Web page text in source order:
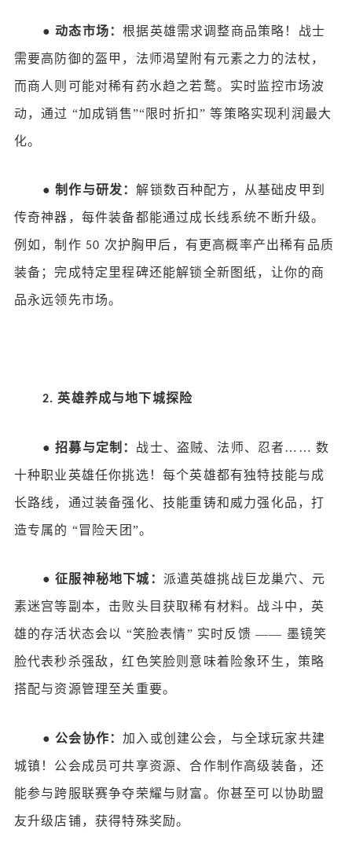
● 动态市场：根据英雄需求调整商品策略！战士
需要高防御的盔甲，法师渴望附有元素之力的法杖，
而商人则可能对稀有药水趋之若鹜。实时监控市场波
动，通过 “加成销售”“限时折扣” 等策略实现利润最大
化。
● 制作与研发：解锁数百种配方，从基础皮甲到
传奇神器，每件装备都能通过成长线系统不断升级。
例如，制作 50 次护胸甲后，有更高概率产出稀有品质
装备；完成特定里程碑还能解锁全新图纸，让你的商
品永远领先市场。
2.英雄养成与地下城探险
● 招募与定制： 战士、盗贼、法师、忍者…… 数
十种职业英雄任你挑选！每个英雄都有独特技能与成
长路线，通过装备强化、技能重铸和威力强化品，打
造专属的 “冒险天团”。
● 征服神秘地下城： 派遣英雄挑战巨龙巢穴、元
素迷宫等副本，击败头目获取稀有材料。战斗中，英
雄的存活状态会以 “笑脸表情” 实时反馈 —— 墨镜笑
脸代表秒杀强敌，红色笑脸则意味着险象环生，策略
搭配与资源管理至关重要。
● 公会协作：加入或创建公会，与全球玩家共建
城镇！公会成员可共享资源、合作制作高级装备，还
能参与跨服联赛争夺荣耀与财富。你甚至可以协助盟
友升级店铺，获得特殊奖励。